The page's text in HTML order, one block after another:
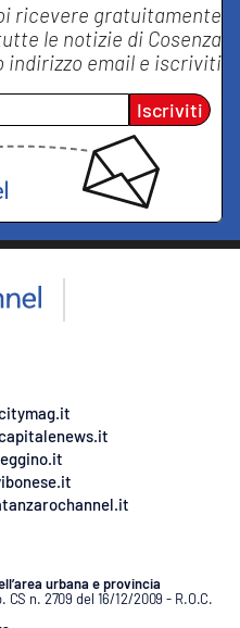
ricevere gratuitamente
le notizie di Cosenza
indirizzo email e iscriviti
Iscriviti
urbana e provincia
n. 2709 del 16/12/2009 - R.O.C.